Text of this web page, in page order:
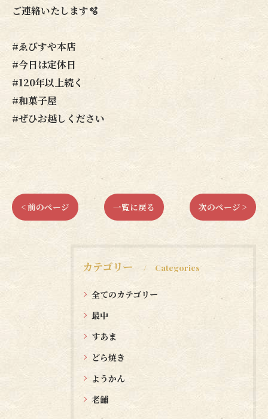
ご連絡いたします🫧
#ゑびすや本店
#今日は定休日
#120年以上続く
#和菓子屋
#ぜひお越しください
< 前のページ 一覧に戻る 次のページ >
カテゴリー Categories
全てのカテゴリー
最中
すあま
どら焼き
ようかん
老舗